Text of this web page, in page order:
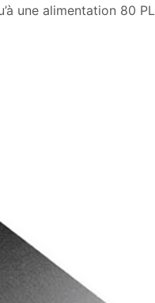
une alimentation 80